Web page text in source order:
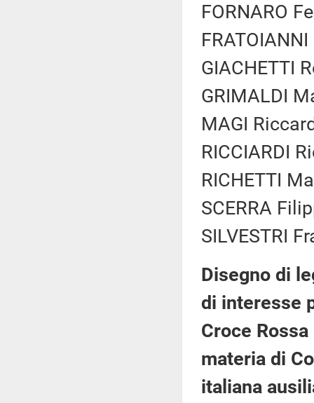
FORNARO
GIACHETTI
GRIMALDI
MAGI
RICCIARDI
RICHETTI
SCERRA
SILVESTRI
Disegno di
di interesse
Croce
materia di
italiana